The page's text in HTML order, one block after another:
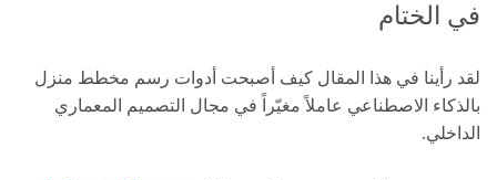
في الختام
لقد رأينا في هذا المقال كيف أصبحت أدوات رسم مخطط منزل
بالذكاء الاصطناعي عاملاً مغيّراً في مجال التصميم المعماري
الداخلي.